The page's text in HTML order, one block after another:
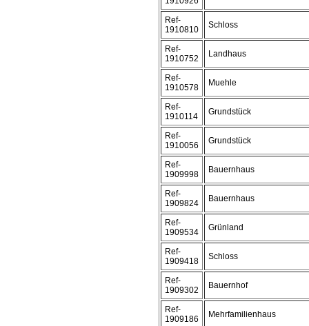
Ref-
1910810
Schloss
Ref-
1910752
Landhaus
Ref-
1910578
Muehle
Ref-
1910114
Grundstück
Ref-
1910056
Grundstück
Ref-
1909998
Bauernhaus
Ref-
1909824
Bauernhaus
Ref-
1909534
Grünland
Ref-
1909418
Schloss
Ref-
1909302
Bauernhof
Ref-
1909186
Mehrfamilienhaus